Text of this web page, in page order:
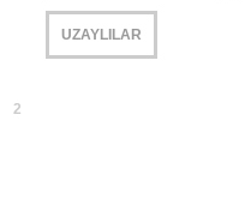
2
UZAYLILAR